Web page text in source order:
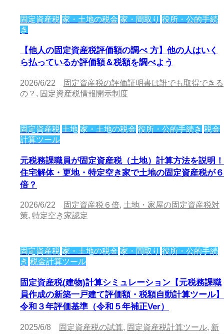
固定資産税 家・土地の税金 家・間取り 役所・公的手続
き
【他人の固定資産税評価額の調べ 方】他の人はいく
ら払っているか評価額＆税額を調べよう
2026/6/22
固定資産税の評価証明書は誰でも取得できる
の？ , 固定資産税情報開示制度
固定資産税 土地 家・土地の税金 役所・公的手続き 税金
計算ツール
元税務課職員が固定資産税（土地）計算方法を説明！
住宅解体・更地・特定空き家で土地の固定資産税が６
倍？
2026/6/22 固定資産税６倍, 土地・家屋の固定資産税対
策, 特定空き家認定
固定資産税 家・土地の税金 家・間取り 役所・公的手続
き 税金計算ツール
固定資産税(建物)計算シミュレーション【元税務課職
員作成の新築一戸建て評価額・税額自動計算ツール】
令和３年評価基準（令和５年補正Ver）
2025/6/8 固定資産税の試算, 固定資産税計算ツール, 新